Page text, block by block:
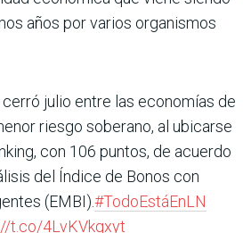
años por varios organismos
cerró julio entre las economías de
riesgo soberano, al ubicarse
con 106 puntos, de acuerdo
del Índice de Bonos con
(EMBI).#TodoEstáEnLN
t.co/4LvKVkqxyt